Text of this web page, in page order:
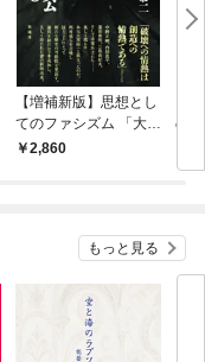
【増補新版】思想とし
てのファシズム 「大東
亜戦争」と１９６８
2,860
の
もっと見る